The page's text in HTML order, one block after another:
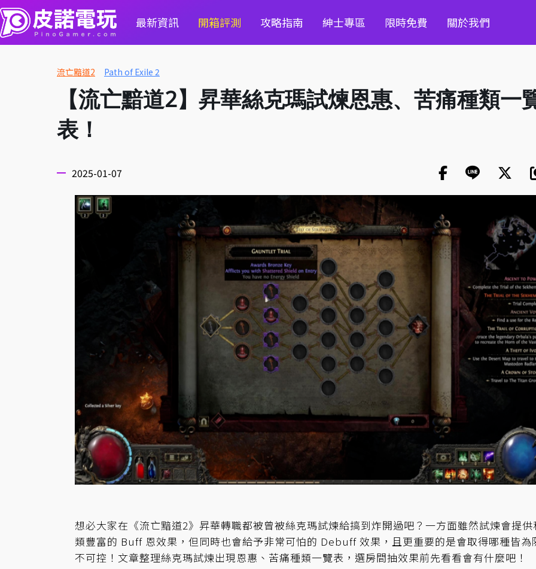
最新資訊 開箱評測 攻略指南 紳士專區 限時免費 關於我們
流亡黯道2 Path of Exile 2
【流亡黯道2】昇華絲克瑪試煉恩惠、苦痛種類一
表！
2025-01-07
想必大家在《流亡黯道2》昇華轉職都被曾被絲克瑪試煉給搞到炸開過吧？一方面雖然試煉會提供
類豐富的 Buff 恩效果，但同時也會給予非常可怕的 Debuff 效果，且更重要的是會取得哪種皆為
不可控！文章整理絲克瑪試煉出現恩惠、苦痛種類一覽表，選房間抽效果前先看看會有什麼吧！